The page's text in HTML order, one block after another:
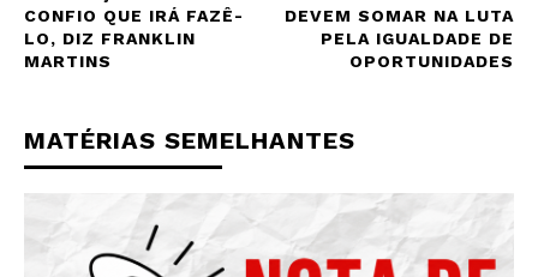
CONFIO QUE IRÁ FAZÊ-
LO, DIZ FRANKLIN
MARTINS
DEVEM SOMAR NA LUTA
PELA IGUALDADE DE
OPORTUNIDADES
MATÉRIAS SEMELHANTES